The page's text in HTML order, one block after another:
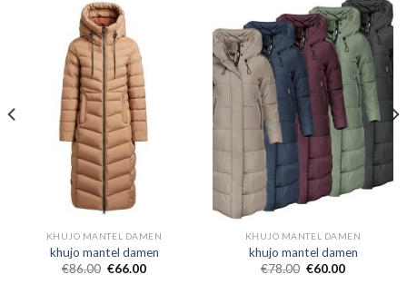
KHUJO MANTEL DAMEN
khujo mantel damen
€86.00 €66.00
KHUJO MANTEL DAMEN
khujo mantel damen
€78.00 €60.00